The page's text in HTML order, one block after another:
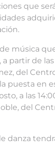
que
música
a partir de las
del
puesta en
a las
del
danza